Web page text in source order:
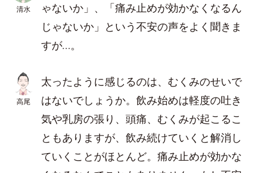
清水
ゃないか」、「痛み止めが効かなくなるん
じゃないか」という不安の声をよく聞きま
すが…。
高尾
太ったように感じるのは、むくみのせいで
はないでしょうか。飲み始めは軽度の吐き
気や乳房の張り、頭痛、むくみが起こるこ
ともありますが、飲み続けていくと解消し
ていくことがほとんど。痛み止めが効かな